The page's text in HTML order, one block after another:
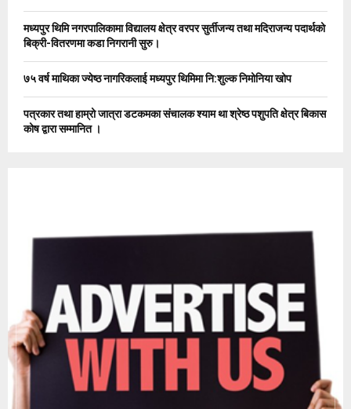
मध्यपुर थिमि नगरपालिकामा विद्यालय क्षेत्र वरपर सुर्तीजन्य तथा मदिराजन्य पदार्थको
बिक्री-वितरणमा कडा निगरानी सुरु।
७५ वर्ष माथिका ज्येष्ठ नागरिकलाई मध्यपुर थिमिमा नि:शुल्क निमोनिया खोप
पत्रकार तथा हाम्रो जात्रा डटकमका संचालक श्याम था श्रेष्ठ पशुपति क्षेत्र बिकास
कोष द्वारा सम्मानित ।